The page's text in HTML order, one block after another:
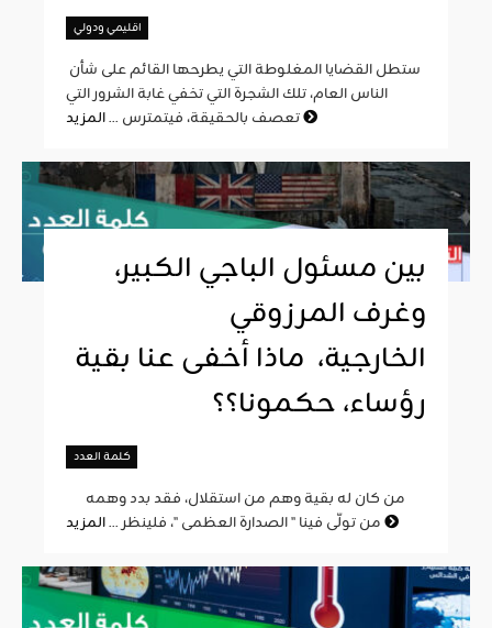
اقليمي ودولي
الناس العام، تلك الشجرة التي تخفي غابة الشرور التي
تعصف بالحقيقة، فيتمترس ...
بين مسئول الباجي الكبير،
وغرف المرزوقي
الخارجية، ماذا أخفى عنا بقية
رؤساء، حكمونا؟؟
كلمة العدد
من تولّى فينا " الصدارة العظمى "، فلينظر ...